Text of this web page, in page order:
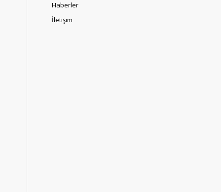
Haberler
İletişim